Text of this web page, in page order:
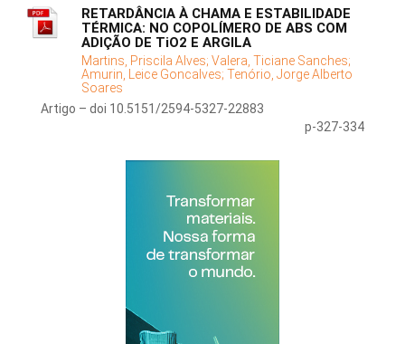
RETARDÂNCIA À CHAMA E ESTABILIDADE
TÉRMICA: NO COPOLÍMERO DE ABS COM
ADIÇÃO DE TiO2 E ARGILA
Martins, Priscila Alves; Valera, Ticiane Sanches;
Amurin, Leice Goncalves; Tenório, Jorge Alberto
Soares
Artigo – doi 10.5151/2594-5327-22883
p-327-334